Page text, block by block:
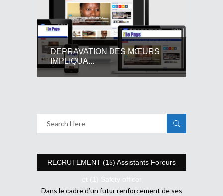
DEPRAVATION DES MŒURS
IMPLIQUA...
RECRUTEMENT (15) Assistants Foreurs
et (1) Safety officer
Dans le cadre d’un futur renforcement de ses